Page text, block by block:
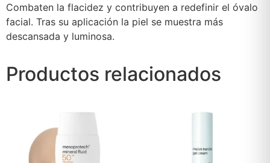
Combaten la flacidez y contribuyen a redefinir el óvalo
facial. Tras su aplicación la piel se muestra más
descansada y luminosa.
Productos relacionados